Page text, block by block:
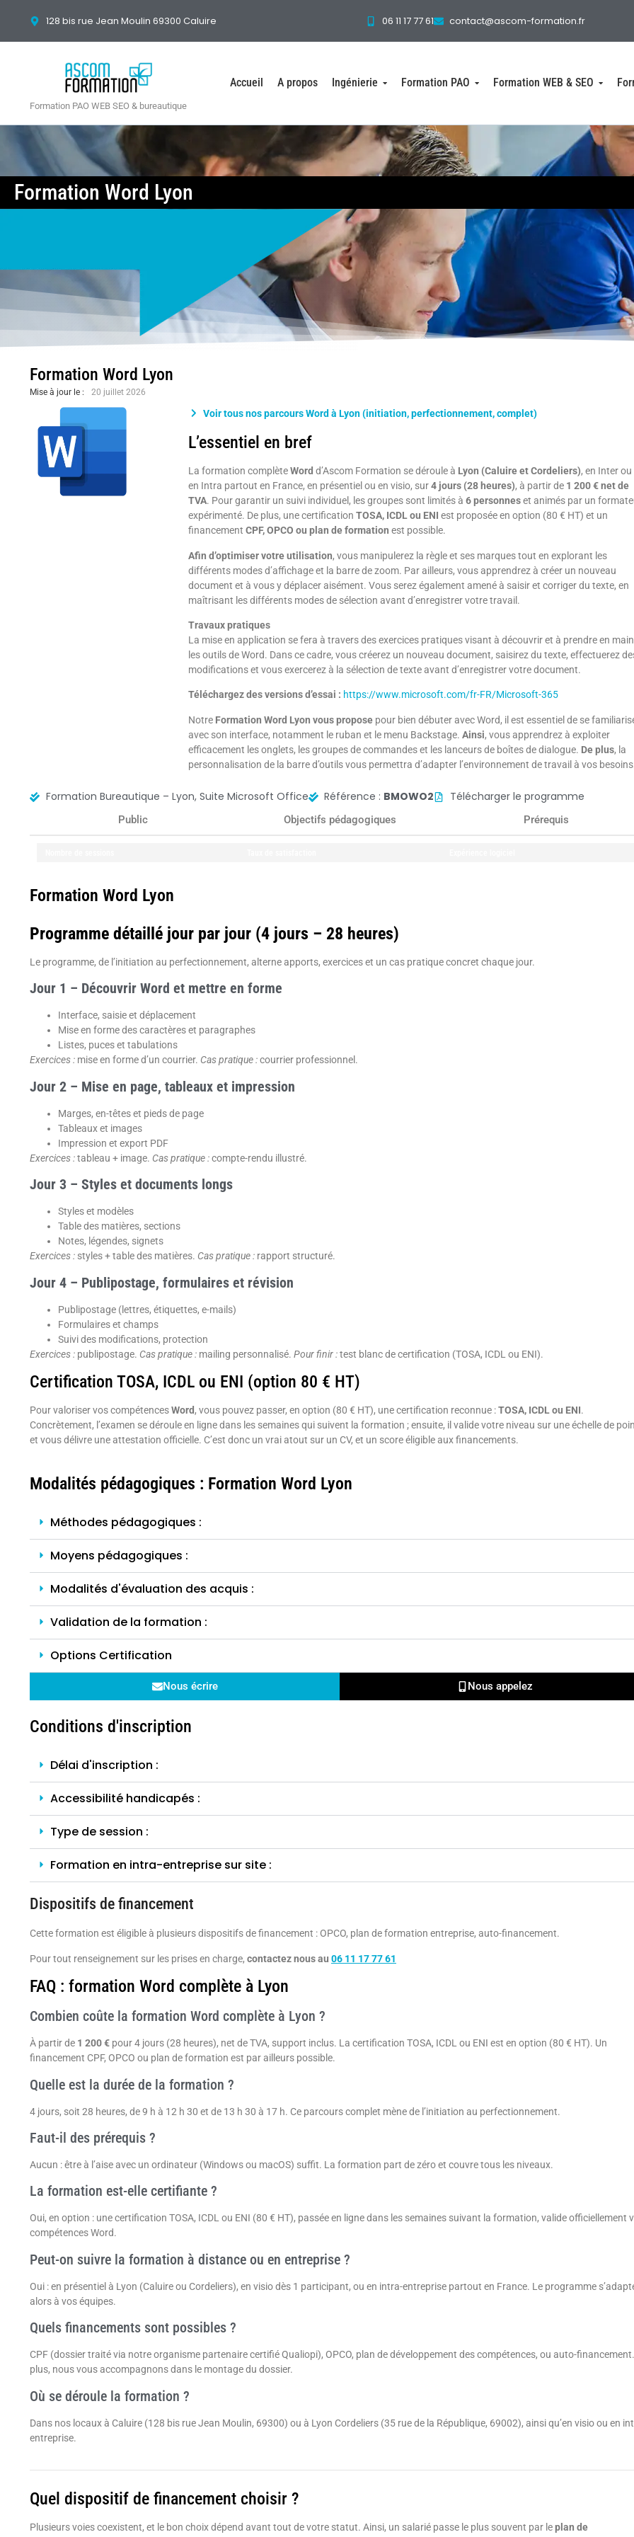
128 bis rue Jean Moulin 69300 Caluire 06 11 17 77 61 contact@ascom-formation.fr
Formation PAO WEB SEO & bureautique
Accueil A propos Ingénierie Formation PAO Formation WEB & SEO
Formation Word Lyon
Formation Word Lyon
Mise à jour le : 20 juillet 2026
Voir tous nos parcours Word à Lyon (initiation, perfectionnement, complet)
L’essentiel en bref
La formation complèteWord d’Ascom Formation se déroule à Lyon (Caluire et Cordeliers), en Inter ou
en Intra partout en France, en présentiel ou en visio, sur4 jours (28 heures), à partir de 1 200 € net de
TVA. Pour garantir un suivi individuel, les groupes sont limités à 6 personneset animés par un
expérimenté. De plus, une certification TOSA, ICDL ou ENI est proposée en option (80 € HT) et un
financement CPF, OPCO ou plan de formation est possible.
Afin d’optimiser votre utilisation, vous manipulerez la règle et ses marques tout en explorant les
différents modes d’affichage et la barre de zoom. Par ailleurs, vous apprendrez à créer un nouveau
document et à vous y déplacer aisément. Vous serez également amené à saisir et corriger du texte, en
maîtrisant les différents modes de sélection avant d’enregistrer votre travail.
Travaux pratiques
La mise en application se fera à travers des exercices pratiques visant à découvrir et à prendre en main
les outils de Word. Dans ce cadre, vous créerez un nouveau document, saisirez du texte, effectuerez
modifications et vous exercerez à la sélection de texte avant d’enregistrer votre document.
Téléchargez des versions d’essai : https://www.microsoft.com/fr-FR/Microsoft-365
Notre Formation Word Lyon vous propose pour bien débuter avec Word, il est essentiel de se
avec son interface, notamment le ruban et le menu Backstage. Ainsi, vous apprendrez à exploiter
efficacement les onglets, les groupes de commandes et les lanceurs de boîtes de dialogue. De plus, la
personnalisation de la barre d’outils vous permettra d’adapter l’environnement de travail à vos besoins.
Formation Bureautique – Lyon, Suite Microsoft Office Référence : BMOWO2 Télécharger le programme
Public Objectifs pédagogiques Prérequis
Automatiser des insertions et corrections de texte pour améliorer la productivité
Créer des formulaires pour simplifier la saisie
Utiliser le publipostage pour créer une lettre type ou des étiquettes
Formation Word Lyon
Programme détaillé jour par jour (4 jours – 28 heures)
Le programme, de l’initiation au perfectionnement, alterne apports, exercices et un cas pratique concret chaque jour.
Jour 1 – Découvrir Word et mettre en forme
Interface, saisie et déplacement
Mise en forme des caractères et paragraphes
Listes, puces et tabulations
Exercices : mise en forme d’un courrier. Cas pratique :courrier professionnel.
Jour 2 – Mise en page, tableaux et impression
Marges, en-têtes et pieds de page
Tableaux et images
Impression et export PDF
Exercices :tableau + image. Cas pratique :compte-rendu illustré.
Jour 3 – Styles et documents longs
Styles et modèles
Table des matières, sections
Notes, légendes, signets
Exercices : styles + table des matières. Cas pratique : rapport structuré.
Jour 4 – Publipostage, formulaires et révision
Publipostage (lettres, étiquettes, e-mails)
Formulaires et champs
Suivi des modifications, protection
Exercices : publipostage. Cas pratique : mailing personnalisé. Pour finir :test blanc de certification (TOSA, ICDL ou ENI).
Certification TOSA, ICDL ou ENI (option 80 € HT)
Pour valoriser vos compétencesWord , vous pouvez passer, en option (80 € HT), une certification reconnue :TOSA, ICDL ou ENI.
Concrètement, l’examen se déroule en ligne dans les semaines qui suivent la formation ; ensuite, il valide votre niveau sur une échelle de
et vous délivre une attestation officielle. C’est donc un vrai atout sur un CV, et un score éligible aux financements.
Modalités pédagogiques : Formation Word Lyon
Méthodes pédagogiques :
Moyens pédagogiques :
Modalités d'évaluation des acquis :
Validation de la formation :
Options Certification
Nous écrire Nous appelez
Conditions d'inscription
Délai d'inscription :
Accessibilité handicapés :
Type de session :
Formation en intra-entreprise sur site :
Dispositifs de financement
Cette formation est éligible à plusieurs dispositifs de financement : OPCO, plan de formation entreprise, auto-financement.
Pour tout renseignement sur les prises en charge, contactez nous au 06 11 17 77 61
FAQ : formation Word complète à Lyon
Combien coûte la formation Word complète à Lyon ?
À partir de 1 200 € pour 4 jours (28 heures), net de TVA, support inclus. La certification TOSA, ICDL ou ENI est en option (80 € HT). Un
financement CPF, OPCO ou plan de formation est par ailleurs possible.
Quelle est la durée de la formation ?
4 jours, soit 28 heures, de 9 h à 12 h 30 et de 13 h 30 à 17 h. Ce parcours complet mène de l’initiation au perfectionnement.
Faut-il des prérequis ?
Aucun : être à l’aise avec un ordinateur (Windows ou macOS) suffit. La formation part de zéro et couvre tous les niveaux.
La formation est-elle certifiante ?
Oui, en option : une certification TOSA, ICDL ou ENI (80 € HT), passée en ligne dans les semaines suivant la formation, valide officiellement
compétences Word.
Peut-on suivre la formation à distance ou en entreprise ?
Oui : en présentiel à Lyon (Caluire ou Cordeliers), en visio dès 1 participant, ou en intra-entreprise partout en France. Le programme
alors à vos équipes.
Quels financements sont possibles ?
CPF (dossier traité via notre organisme partenaire certifié Qualiopi), OPCO, plan de développement des compétences, ou auto-
plus, nous vous accompagnons dans le montage du dossier.
Où se déroule la formation ?
Dans nos locaux à Caluire (128 bis rue Jean Moulin, 69300) ou à Lyon Cordeliers (35 rue de la République, 69002), ainsi qu’en visio ou en
entreprise.
Quel dispositif de financement choisir ?
Plusieurs voies coexistent, et le bon choix dépend avant tout de votre statut. Ainsi, un salarié passe le plus souvent par leplan de